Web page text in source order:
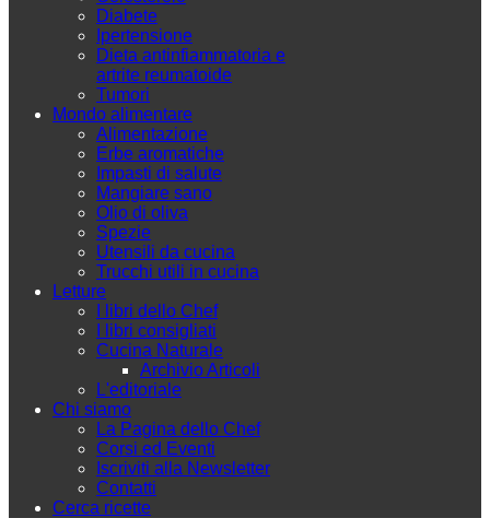
Diabete
Ipertensione
Dieta antinfiammatoria e
artrite reumatoide
Tumori
Mondo alimentare
Alimentazione
Erbe aromatiche
Impasti di salute
Mangiare sano
Olio di oliva
Spezie
Utensili da cucina
Trucchi utili in cucina
Letture
I libri dello Chef
I libri consigliati
Cucina Naturale
Archivio Articoli
L'editoriale
Chi siamo
La Pagina dello Chef
Corsi ed Eventi
Iscriviti alla Newsletter
Contatti
Cerca ricette